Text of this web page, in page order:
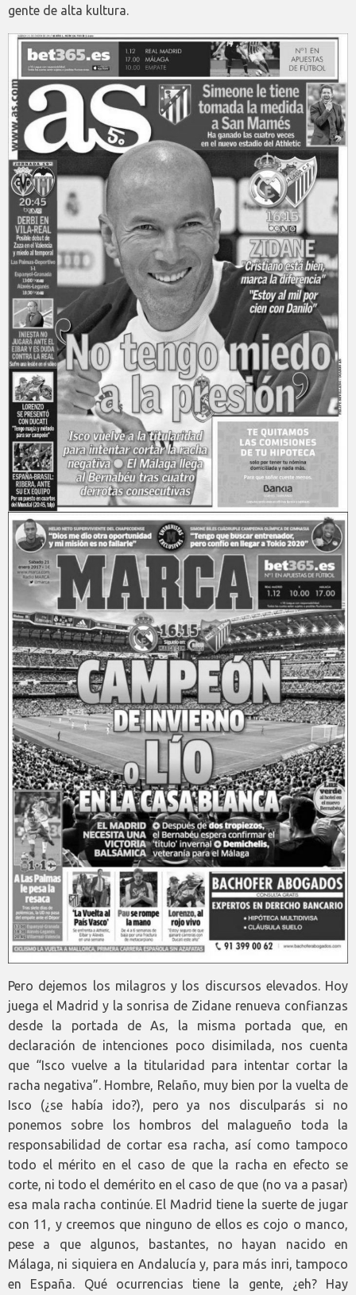
gente de alta kultura.
Pero dejemos los milagros y los discursos elevados. Hoy
juega el Madrid y la sonrisa de Zidane renueva confianzas
desde la portada de As, la misma portada que, en
declaración de intenciones poco disimilada, nos cuenta
que “Isco vuelve a la titularidad para intentar cortar la
racha negativa”. Hombre, Relaño, muy bien por la vuelta de
Isco (¿se había ido?), pero ya nos disculparás si no
ponemos sobre los hombros del malagueño toda la
responsabilidad de cortar esa racha, así como tampoco
todo el mérito en el caso de que la racha en efecto se
corte, ni todo el demérito en el caso de que (no va a pasar)
esa mala racha continúe. El Madrid tiene la suerte de jugar
con 11, y creemos que ninguno de ellos es cojo o manco,
pese a que algunos, bastantes, no hayan nacido en
Málaga, ni siquiera en Andalucía y, para más inri, tampoco
en España. Qué ocurrencias tiene la gente, ¿eh? Hay